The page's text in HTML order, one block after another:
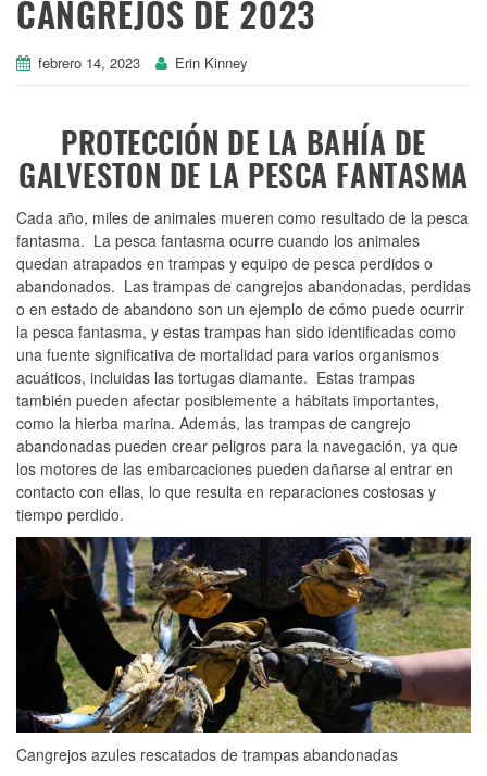
CANGREJOS DE 2023
febrero 14, 2023 Erin Kinney
PROTECCIÓN DE LA BAHÍA DE
GALVESTON DE LA PESCA FANTASMA
Cada año, miles de animales mueren como resultado de la pesca
fantasma. La pesca fantasma ocurre cuando los animales
quedan atrapados en trampas y equipo de pesca perdidos o
abandonados. Las trampas de cangrejos abandonadas, perdidas
o en estado de abandono son un ejemplo de cómo puede ocurrir
la pesca fantasma, y estas trampas han sido identificadas como
una fuente significativa de mortalidad para varios organismos
acuáticos, incluidas las tortugas diamante. Estas trampas
también pueden afectar posiblemente a hábitats importantes,
como la hierba marina. Además, las trampas de cangrejo
abandonadas pueden crear peligros para la navegación, ya que
los motores de las embarcaciones pueden dañarse al entrar en
contacto con ellas, lo que resulta en reparaciones costosas y
tiempo perdido.
Cangrejos azules rescatados de trampas abandonadas